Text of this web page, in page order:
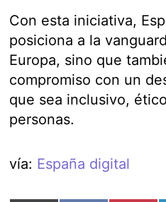
Con esta iniciativa,
posiciona a la
Europa, sino que
compromiso con un
que sea inclusivo,
personas.
vía: España digital